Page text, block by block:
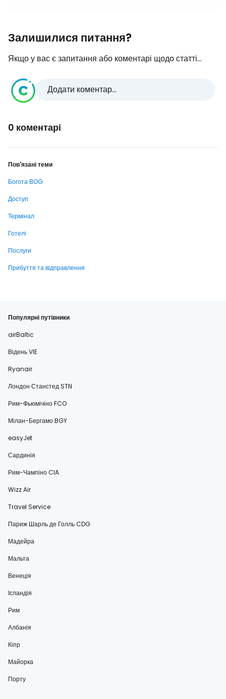
Залишилися питання?
Якщо у вас є запитання або коментарі щодо статті...
Додати коментар...
0 коментарі
Пов'язані теми
Богота BOG
Доступ
Термінал
Готелі
Послуги
Прибуття та відправлення
Популярні путівники
airBaltic
Відень VIE
Ryanair
Лондон Станстед STN
Рим-Фьюмічіно FCO
Мілан-Бергамо BGY
easyJet
Сардинія
Рим-Чампіно CIA
Wizz Air
Travel Service
Париж Шарль де Голль CDG
Мадейра
Мальта
Венеція
Ісландія
Рим
Албанія
Кіпр
Майорка
Порту